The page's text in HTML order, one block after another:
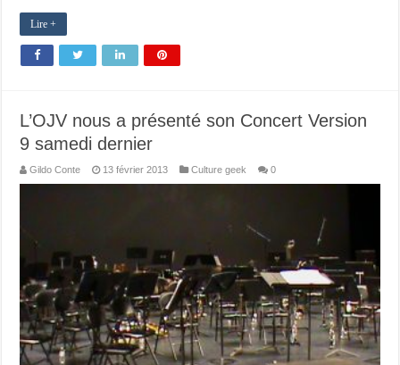
Lire +
L’OJV nous a présenté son Concert Version
9 samedi dernier
Gildo Conte 13 février 2013 Culture geek 0